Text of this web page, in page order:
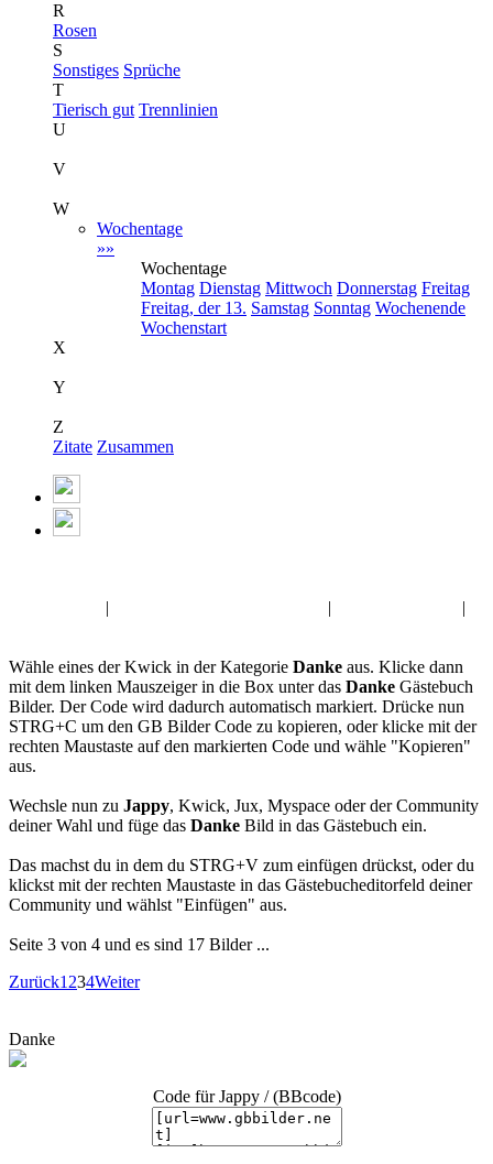
R
Rosen
S
Sonstiges Sprüche
T
Tierisch gut Trennlinien
U
V
W
Wochentage
»»
Wochentage
Montag Dienstag Mittwoch Donnerstag Freitag
Freitag, der 13. Samstag Sonntag Wochenende
Wochenstart
X
Y
Z
Zitate Zusammen
| |
|
Wähle eines der Kwick in der Kategorie Danke aus. Klicke dann
mit dem linken Mauszeiger in die Box unter das Danke Gästebuch
Bilder. Der Code wird dadurch automatisch markiert. Drücke nun
STRG+C um den GB Bilder Code zu kopieren, oder klicke mit der
rechten Maustaste auf den markierten Code und wähle "Kopieren"
aus.
Wechsle nun zu Jappy, Kwick, Jux, Myspace oder der Community
deiner Wahl und füge das Danke Bild in das Gästebuch ein.
Das machst du in dem du STRG+V zum einfügen drückst, oder du
klickst mit der rechten Maustaste in das Gästebucheditorfeld deiner
Community und wählst "Einfügen" aus.
Seite 3 von 4 und es sind 17 Bilder ...
Zurück1 234Weiter
Danke
Code für Jappy / (BBcode)